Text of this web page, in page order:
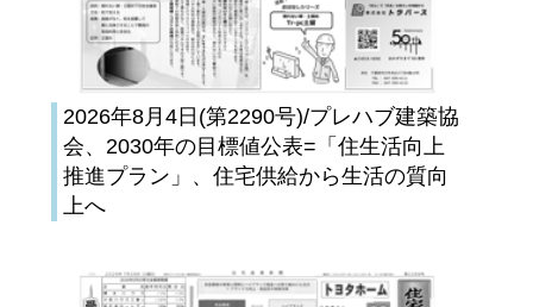
2026年8月4日(第2290号)/プレハブ建築協
会、2030年の目標値公表=「住生活向上
推進プラン」、住宅供給から生活の質向
上へ